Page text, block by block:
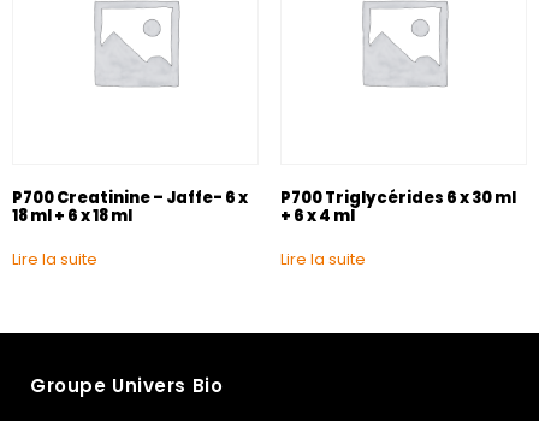
P700 Creatinine – Jaffe- 6 x
18 ml + 6 x 18 ml
Lire la suite
P700 Triglycérides 6 x 30 ml
+ 6 x 4 ml
Lire la suite
Groupe Univers Bio